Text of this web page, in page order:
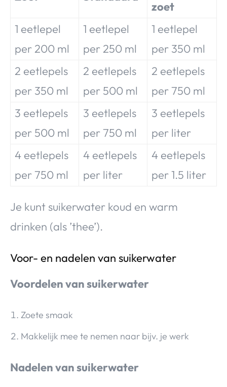
zoet
1 eetlepel
per 200 ml
1 eetlepel
per 250 ml
1 eetlepel
per 350 ml
2 eetlepels
per 350 ml
2 eetlepels
per 500 ml
2 eetlepels
per 750 ml
3 eetlepels
per 500 ml
3 eetlepels
per 750 ml
3 eetlepels
per liter
4 eetlepels
per 750 ml
4 eetlepels
per liter
4 eetlepels
per 1.5 liter
Je kunt suikerwater koud en warm
drinken (als ’thee’).
Voor- en nadelen van suikerwater
Voordelen van suikerwater
Zoete smaak
Makkelijk mee te nemen naar bijv. je werk
Nadelen van suikerwater